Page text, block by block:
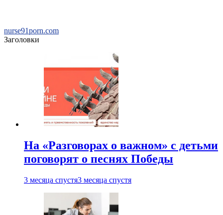
nurse91porn.com
Заголовки
На «Разговорах о важном» с детьми
поговорят о песнях Победы
3 месяца спустя3 месяца спустя